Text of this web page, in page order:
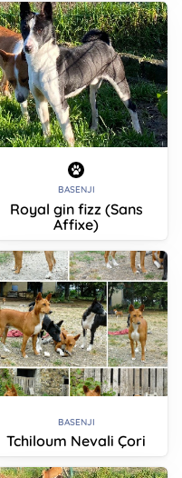
BASENJI
Royal gin fizz (Sans
Affixe)
BASENJI
Tchiloum Nevali Çori